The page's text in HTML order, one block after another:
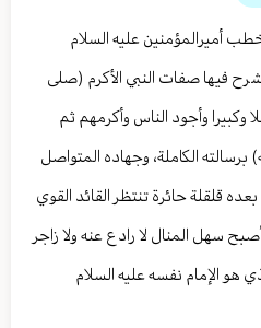
أميرالمؤمنين عليه السلام
فيها صفات النبي الأكرم (صلى
وكبيرا وأجود الناس وأكرمهم ثم
برسالته الكاملة، وجهاده المتواصل
قلقلة حائرة تنتظر القائد القوي
سهل المنال لا رادع عنه ولا زاجر
هو الإمام نفسه عليه السلام